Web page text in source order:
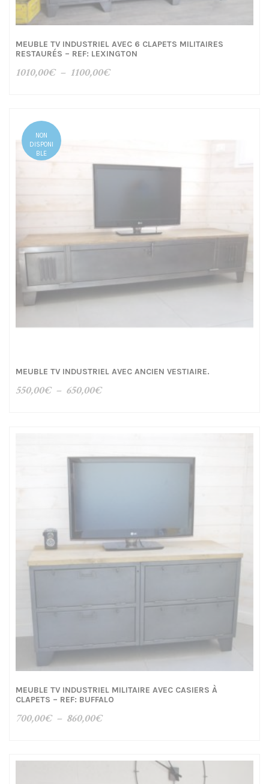
MEUBLE TV INDUSTRIEL AVEC 6 CLAPETS MILITAIRES
RESTAURÉS – REF: LEXINGTON
1010,00€ – 1100,00€Plage
NON
DISPONI
BLE
MEUBLE TV INDUSTRIEL AVEC ANCIEN VESTIAIRE.
550,00€ – 650,00€Plage
650,00€
MEUBLE TV INDUSTRIEL MILITAIRE AVEC CASIERS À
CLAPETS – REF: BUFFALO
700,00€ – 860,00€Plage
700,00€